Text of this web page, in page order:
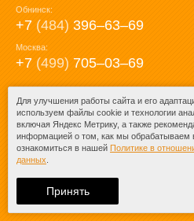
Обнинск:
+7 (484) 396‒63‒69
Москва:
+7 (499) 705‒03‒69
E-mail:
mail@posuda40.ru
При любом копировании информации
ссылка на
Для улучшения работы сайта и его
используем файлы cookie и технологии
включая Яндекс Метрику, а также
информацией о том, как мы
ознакомиться в нашей Политике в
данных
Принять